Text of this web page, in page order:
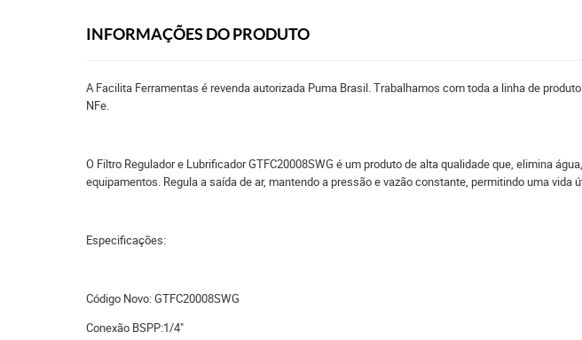
INFORMAÇÕES DO PRODUTO
A Facilita Ferramentas é revenda autorizada Puma Brasil. Trabalhamos com toda a linha de
NFe.
O Filtro Regulador e Lubrificador GTFC20008SWG é um produto de alta qualidade que, elimina
equipamentos. Regula a saída de ar, mantendo a pressão e vazão constante, permitindo uma vida
Especificações:
Código Novo: GTFC20008SWG
Conexão BSPP:1/4"